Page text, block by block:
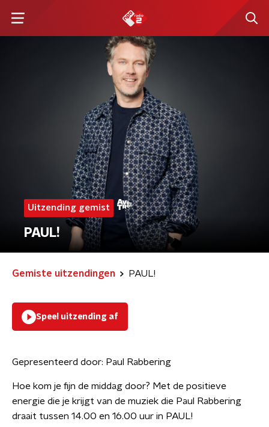
Uitzending gemist
PAUL!
Gemiste uitzendingen PAUL!
Speel uitzending af
Gepresenteerd door: Paul Rabbering
Hoe kom je fijn de middag door? Met de positieve
energie die je krijgt van de muziek die Paul Rabbering
draait tussen 14.00 en 16.00 uur in PAUL!